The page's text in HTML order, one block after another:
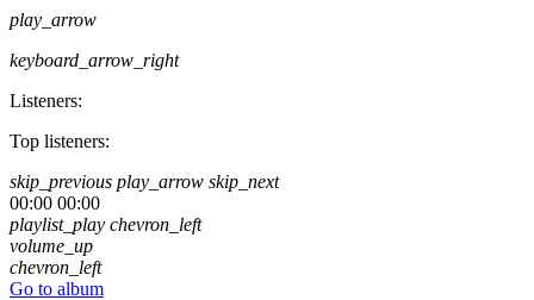
play_arrow
keyboard_arrow_right
Listeners:
Top listeners:
skip_previous play_arrow skip_next
00:00 00:00
playlist_play chevron_left
volume_up
chevron_left
Go to album